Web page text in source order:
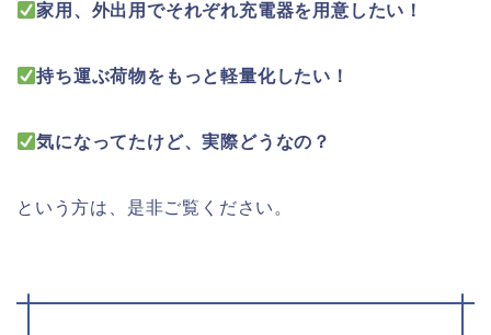
家用、外出用でそれぞれ充電器を用意したい！
持ち運ぶ荷物をもっと軽量化したい！
気になってたけど、実際どうなの？
という方は、是非ご覧ください。